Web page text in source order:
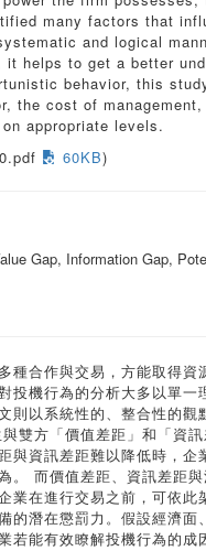
many factors that
and logical
it helps to get a better
behavior, this
the cost of
appropriate levels.
60KB)
Gap, Information Gap,
種合作與交易，方能取得
投機行為的分析大多以單
則以系統性的、整合性的
雙方「價值差距」和「資
與資訊差距難以降低時，
。 而價值差距、資訊差距
業在進行交易之前，可依
的潛在懲罰力。假設經濟
若能有效瞭解投機行為的